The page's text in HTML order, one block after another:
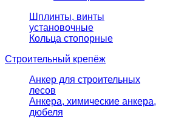
Шплинты, винты
установочные
Кольца стопорные
Строительный крепёж
Анкер для строительных
лесов
Анкера, химические анкера,
дюбеля